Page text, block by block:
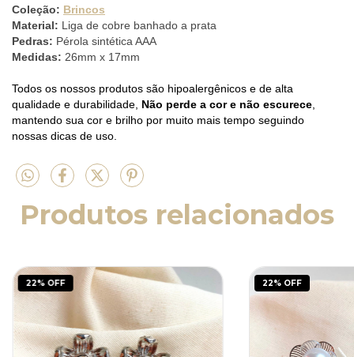
Coleção: Brincos
Material: Liga de cobre banhado a prata
Pedras: Pérola sintética AAA
Medidas: 26mm x 17mm
Todos os nossos produtos são hipoalergênicos e de alta
qualidade e durabilidade, Não perde a cor e não escurece,
mantendo sua cor e brilho por muito mais tempo seguindo
nossas dicas de uso.
Produtos relacionados
22% OFF 22% OFF